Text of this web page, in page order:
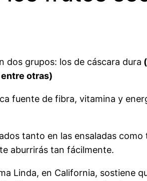
dos grupos: los de cáscara dura
entre otras)
fuente de fibra, vitamina y
tanto en las ensaladas como
aburrirás tan fácilmente.
Linda, en California, sostiene